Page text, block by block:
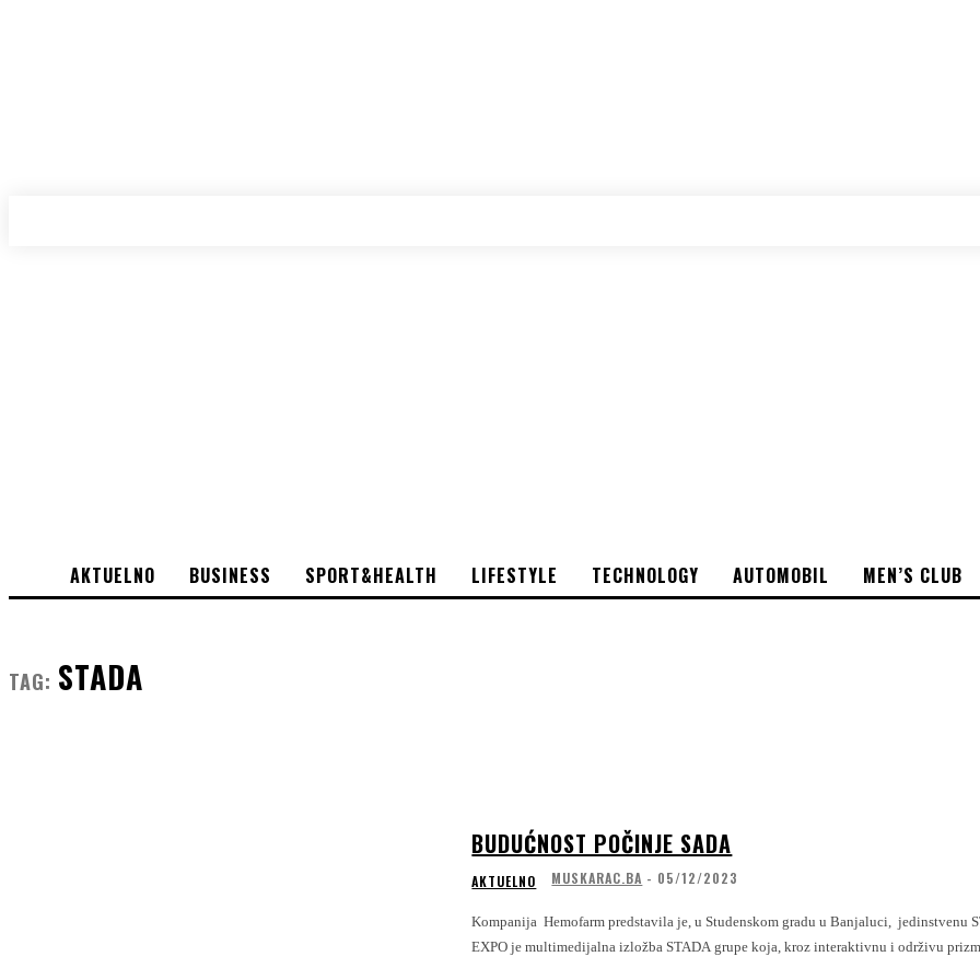
AKTUELNO BUSINESS SPORT&HEALTH LIFESTYLE TECHNOLOGY AUTOMOBIL MEN’S CLUB
TAG: STADA
BUDUĆNOST POČINJE SADA
AKTUELNO MUSKARAC.BA - 05/12/2023
Kompanija Hemofarm predstavila je, u Studenskom gradu u Banjaluci, jedinstvenu
EXPO je multimedijalna izložba STADA grupe koja, kroz interaktivnu i održivu